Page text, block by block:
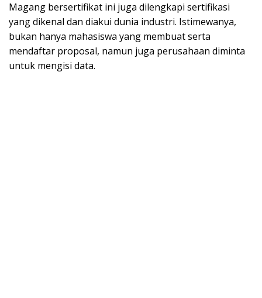
Magang bersertifikat ini juga dilengkapi sertifikasi
yang dikenal dan diakui dunia industri. Istimewanya,
bukan hanya mahasiswa yang membuat serta
mendaftar proposal, namun juga perusahaan diminta
untuk mengisi data.